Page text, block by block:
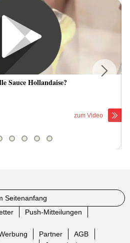
Sauce Hollandaise?
zum Video
Seitenanfang
Push-Mitteilungen
Partner
AGB